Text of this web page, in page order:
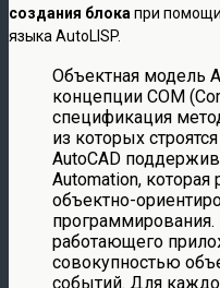
создания блока при
языка AutoLISP.
Объектная модель
концепции COM
спецификация
из которых
AutoCAD
Automation,
объектно-
программирования.
работающего
совокупностью
событий. Для